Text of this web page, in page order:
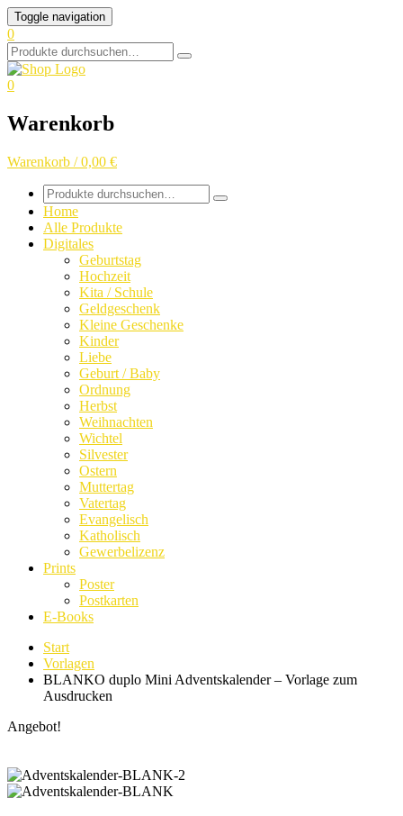
Skip
to
content
Toggle navigation
0
Search
for:
0
Warenkorb
Warenkorb / 0,00 €
Search
for:
Home
Alle Produkte
Digitales
Geburtstag
Hochzeit
Kita / Schule
Geldgeschenk
Kleine Geschenke
Kinder
Liebe
Geburt / Baby
Ordnung
Herbst
Weihnachten
Wichtel
Silvester
Ostern
Muttertag
Vatertag
Evangelisch
Katholisch
Gewerbelizenz
Prints
Poster
Postkarten
E-Books
Start
Vorlagen
BLANKO duplo Mini Adventskalender – Vorlage zum
Ausdrucken
Angebot!